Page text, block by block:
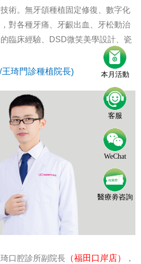
本月活動
客服
WeChat
醫療劵咨詢
術。無牙頜種植固定修復、數字化
對各種牙痛、牙齦出血、牙松動治
臨床經驗、DSD微笑美學設計、瓷
琦門診種植院長)
口腔診所副院長 （福田口岸店）
，